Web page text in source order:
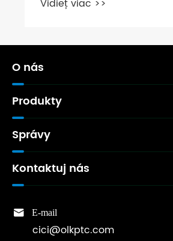
Vidieť viac >>
O nás
Produkty
Správy
Kontaktuj nás
 E-mail
cici@olkptc.com